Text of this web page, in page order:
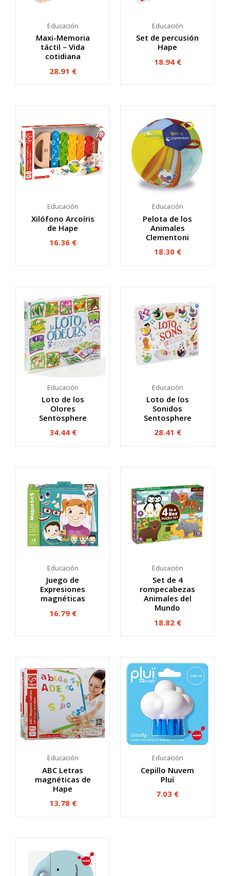
Educación
Maxi-Memoria
táctil – Vida
cotidiana
28.91 €
Educación
Set de percusión
Hape
18.94 €
Educación
Xilófono Arcoíris
de Hape
16.36 €
Educación
Pelota de los
Animales
Clementoni
18.30 €
Educación
Loto de los
Olores
Sentosphere
34.44 €
Educación
Loto de los
Sonidos
Sentosphere
28.41 €
Educación
Juego de
Expresiones
magnéticas
16.79 €
Educación
Set de 4
rompecabezas
Animales del
Mundo
18.82 €
Educación
ABC Letras
magnéticas de
Hape
13.78 €
Educación
Cepillo Nuvem
Pluï
7.03 €